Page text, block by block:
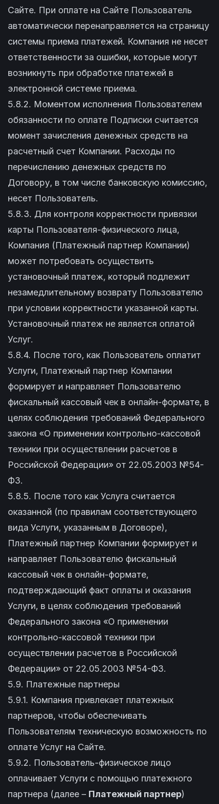
Сайте. При оплате на Сайте Пользователь
автоматически перенаправляется на страницу
системы приема платежей. Компания не несет
ответственности за ошибки, которые могут
возникнуть при обработке платежей в
электронной системе приема.
5.8.2. Моментом исполнения Пользователем
обязанности по оплате Подписки считается
момент зачисления денежных средств на
расчетный счет Компании. Расходы по
перечислению денежных средств по
Договору, в том числе банковскую комиссию,
несет Пользователь.
5.8.3. Для контроля корректности привязки
карты Пользователя-физического лица,
Компания (Платежный партнер Компании)
может потребовать осуществить
установочный платеж, который подлежит
незамедлительному возврату Пользователю
при условии корректности указанной карты.
Установочный платеж не является оплатой
Услуг.
5.8.4. После того, как Пользователь оплатит
Услуги, Платежный партнер Компании
формирует и направляет Пользователю
фискальный кассовый чек в онлайн-формате, в
целях соблюдения требований Федерального
закона «О применении контрольно-кассовой
техники при осуществлении расчетов в
Российской Федерации» от 22.05.2003 №54-
ФЗ.
5.8.5. После того как Услуга считается
оказанной (по правилам соответствующего
вида Услуги, указанным в Договоре),
Платежный партнер Компании формирует и
направляет Пользователю фискальный
кассовый чек в онлайн-формате,
подтверждающий факт оплаты и оказания
Услуги, в целях соблюдения требований
Федерального закона «О применении
контрольно-кассовой техники при
осуществлении расчетов в Российской
Федерации» от 22.05.2003 №54-ФЗ.
5.9. Платежные партнеры
5.9.1. Компания привлекает платежных
партнеров, чтобы обеспечивать
Пользователям техническую возможность по
оплате Услуг на Сайте.
5.9.2. Пользователь-физическое лицо
оплачивает Услуги с помощью платежного
партнера (далее – Платежный партнер)